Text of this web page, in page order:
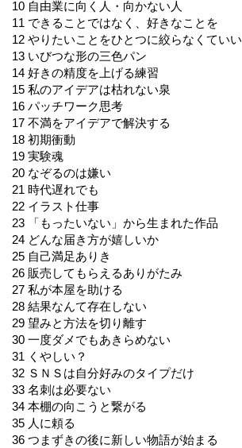
10 自由業に向く人・向かない人
11 できることではなく、好きなことを
12 やりたいことをひとつに絞らなくていい
13 いびつな形の三色パン
14 好きの精度を上げる練習
15 私のアイデアは枯れない泉
16 パッチワーク思考
17 不満をアイデアで解決する
18 初期衝動
19 実験魂
20 なぞるのは嫌い
21 時代遅れでも
22 イラスト仕事
23 「もったいない」から生まれた作品
24 どんな届き方が嬉しいか
25 自己満足ありき
26 販売してもらえるありがたみ
27 私が本屋を助ける
28 結果なんて存在しない
29 望みと方法を切り離す
30 一度ダメでもあきらめない
31 くやしい？
32 ＳＮＳは自分好みのタイプだけ
33 名刺は必要ない
34 本棚の向こうと繋がる
35 人に頼る
36 つまずきの後に新しい物語が始まる